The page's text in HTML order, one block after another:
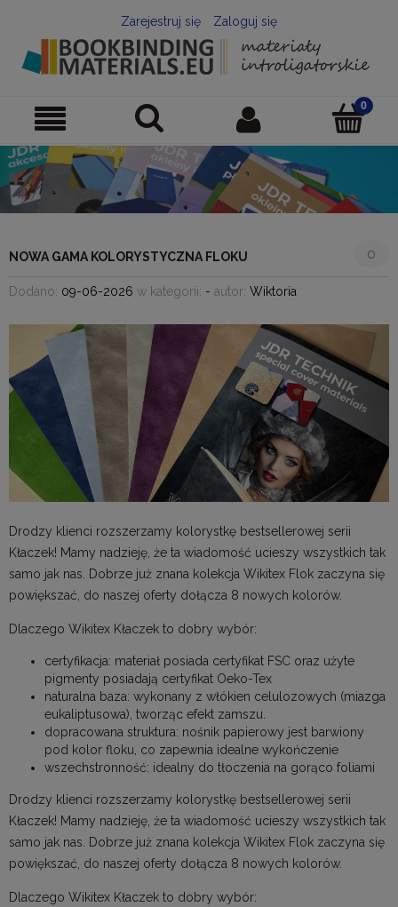
Zarejestruj się Zaloguj się
NOWA GAMA KOLORYSTYCZNA FLOKU 0
Dodano: 09-06-2026 w kategorii: - autor: Wiktoria
Drodzy klienci rozszerzamy kolorystkę bestsellerowej serii
Kłaczek! Mamy nadzieję, że ta wiadomość ucieszy wszystkich tak
samo jak nas. Dobrze już znana kolekcja Wikitex Flok zaczyna się
powiększać, do naszej oferty dołącza 8 nowych kolorów.
Dlaczego Wikitex Kłaczek to dobry wybór:
certyfikacja: materiał posiada certyfikat FSC oraz użyte
pigmenty posiadają certyfikat Oeko-Tex
naturalna baza: wykonany z włókien celulozowych (miazga
eukaliptusowa), tworząc efekt zamszu.
dopracowana struktura: nośnik papierowy jest barwiony
pod kolor floku, co zapewnia idealne wykończenie
wszechstronność: idealny do tłoczenia na gorąco foliami
Drodzy klienci rozszerzamy kolorystkę bestsellerowej serii
Kłaczek! Mamy nadzieję, że ta wiadomość ucieszy wszystkich tak
samo jak nas. Dobrze już znana kolekcja Wikitex Flok zaczyna się
powiększać, do naszej oferty dołącza 8 nowych kolorów.
Dlaczego Wikitex Kłaczek to dobry wybór: